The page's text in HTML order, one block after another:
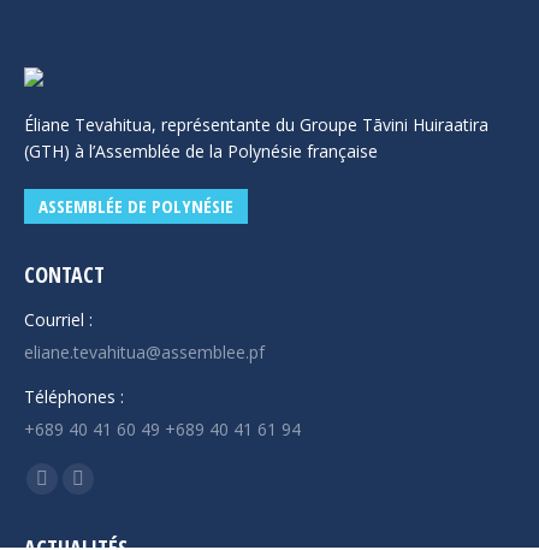
Éliane Tevahitua, représentante du Groupe Tāvini Huiraatira
(GTH) à l’Assemblée de la Polynésie française
ASSEMBLÉE DE POLYNÉSIE
CONTACT
Courriel :
eliane.tevahitua@assemblee.pf
Téléphones :
+689 40 41 60 49 +689 40 41 61 94
Trouvez nous sur :
La
La